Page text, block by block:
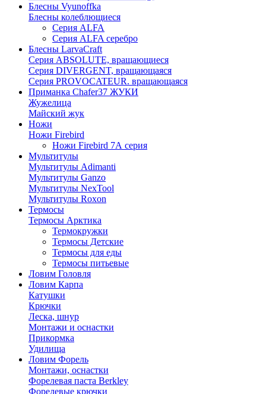
Блесны Vyunoffka
Блесны колеблющиеся
Серия ALFA
Серия ALFA серебро
Блесны LarvaCraft
Серия ABSOLUTE, вращающиеся
Серия DIVERGENT, вращающаяся
Серия PROVOCATEUR. вращающаяся
Приманка Chafer37 ЖУКИ
Жужелица
Майский жук
Ножи
Ножи Firebird
Ножи Firebird 7А серия
Мультитулы
Мультитулы Adimanti
Мультитулы Ganzo
Мультитулы NexTool
Мультитулы Roxon
Термосы
Термосы Арктика
Термокружки
Термосы Детские
Термосы для еды
Термосы питьевые
Ловим Головля
Ловим Карпа
Катушки
Крючки
Леска, шнур
Монтажи и оснастки
Прикормка
Удилища
Ловим Форель
Монтажи, оснастки
Форелевая паста Berkley
Форелевые крючки